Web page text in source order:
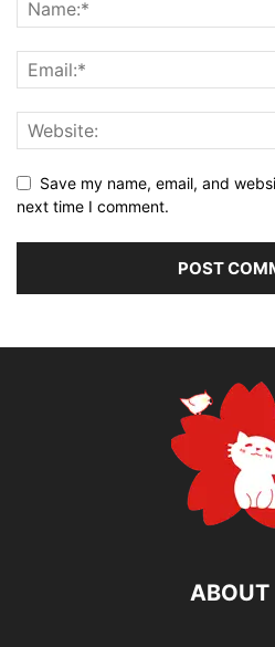
Save my name, email, and
next time I comment.
ABOUT